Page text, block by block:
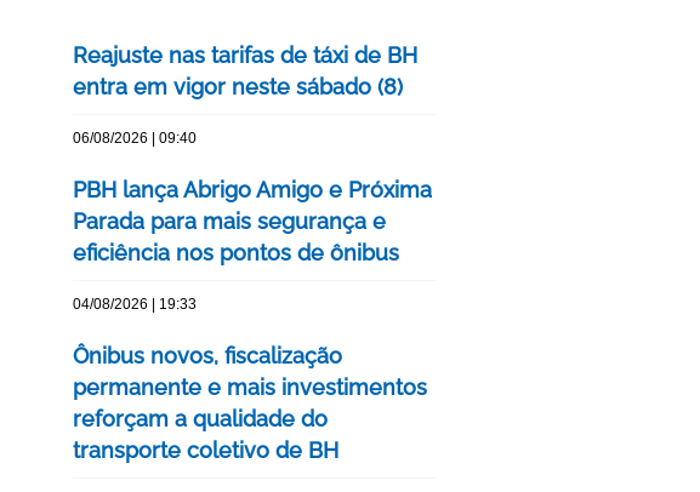
Reajuste nas tarifas de táxi de BH
entra em vigor neste sábado (8)
06/08/2026 | 09:40
PBH lança Abrigo Amigo e Próxima
Parada para mais segurança e
eficiência nos pontos de ônibus
04/08/2026 | 19:33
Ônibus novos, fiscalização
permanente e mais investimentos
reforçam a qualidade do
transporte coletivo de BH